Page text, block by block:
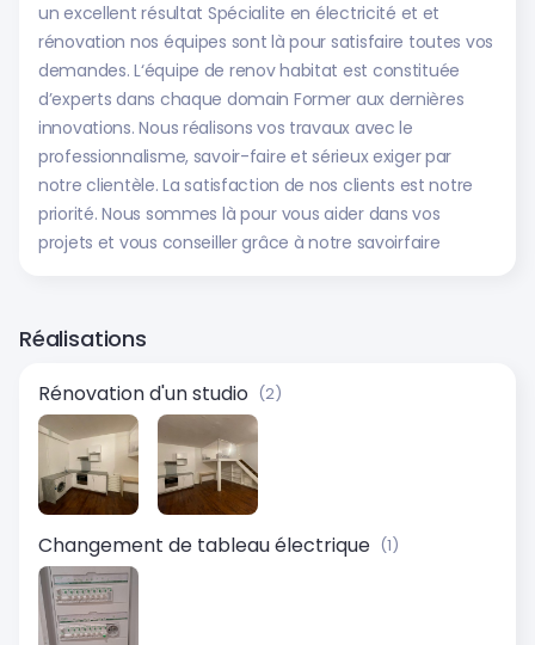
un excellent résultat Spécialite en électricité et et
rénovation nos équipes sont là pour satisfaire toutes vos
demandes. L‘équipe de renov habitat est constituée
d’experts dans chaque domain Former aux dernières
innovations. Nous réalisons vos travaux avec le
professionnalisme, savoir-faire et sérieux exiger par
notre clientèle. La satisfaction de nos clients est notre
priorité. Nous sommes là pour vous aider dans vos
projets et vous conseiller grâce à notre savoirfaire
Réalisations
Rénovation d'un studio (2)
Changement de tableau électrique (1)